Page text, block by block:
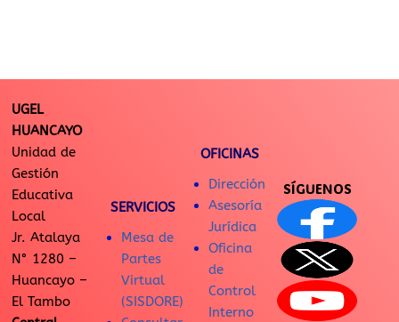
UGEL
HUANCAYO
Unidad de
Gestión
Educativa
Local
Jr. Atalaya
N° 1280 –
Huancayo –
El Tambo
SERVICIOS
Mesa de
Partes
Virtual
(SISDORE)
OFICINAS
Dirección
Asesoría
Jurídica
Oficina
de
Control
Interno
SÍGUENOS